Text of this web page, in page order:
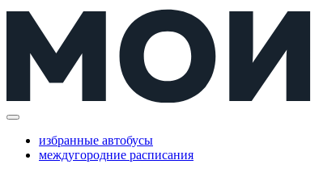
избранные автобусы
междугородние расписания